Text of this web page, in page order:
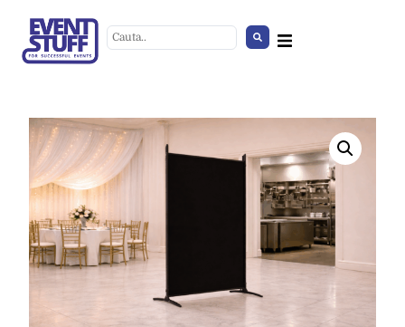
Vesela